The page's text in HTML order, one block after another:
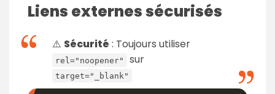
Liens externes sécurisés
⚠️ Sécurité : Toujours utiliser
rel="noopener" sur
target="_blank"